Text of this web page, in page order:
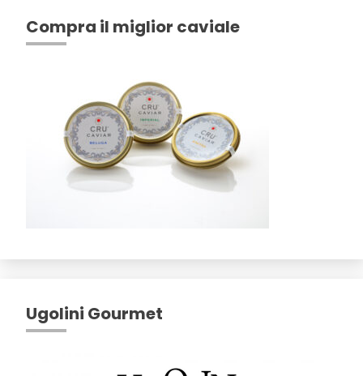
Compra il miglior caviale
Ugolini Gourmet